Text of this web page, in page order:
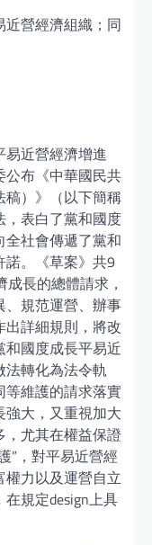
營經濟組織；同
近營經濟增進
公布《中華國民共
稿）》（以下簡稱
，表白了黨和國度
社會傳遞了黨和
。《草案》共9
長的總體請求，
、規范運營、辦事
詳細規則，將改
國度成長平易近
轉化為法令軌
等維護的請求落實
大，又重視加大
尤其在權益保證
”，對平易近營經
權力以及運營自立
規定design上具